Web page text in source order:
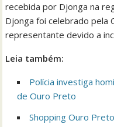
recebida por Djonga na
Djonga foi celebrado pela
representante devido a
Leia também:
Polícia investiga
de Ouro Preto
Shopping Ouro